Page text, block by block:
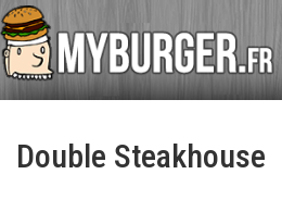
Double Steakhouse